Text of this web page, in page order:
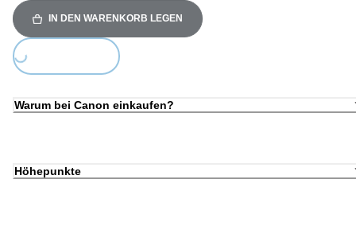
IN DEN WARENKORB LEGEN
Loading...
Warum bei Canon einkaufen?
Höhepunkte